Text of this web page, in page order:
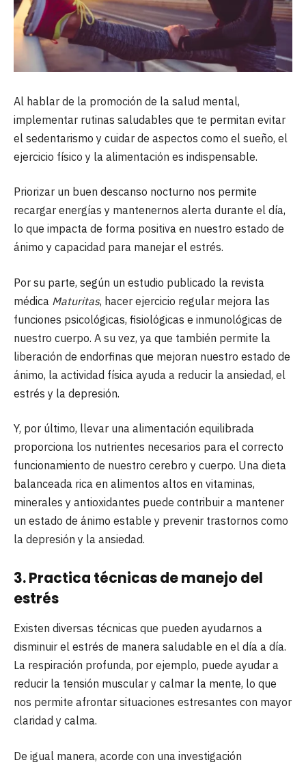
Al hablar de la promoción de la salud mental,
implementar rutinas saludables que te permitan evitar
el sedentarismo y cuidar de aspectos como el sueño, el
ejercicio físico y la alimentación es indispensable.
Priorizar un buen descanso nocturno nos permite
recargar energías y mantenernos alerta durante el día,
lo que impacta de forma positiva en nuestro estado de
ánimo y capacidad para manejar el estrés.
Por su parte, según un estudio publicado la revista
médica Maturitas, hacer ejercicio regular mejora las
funciones psicológicas, fisiológicas e inmunológicas de
nuestro cuerpo. A su vez, ya que también permite la
liberación de endorfinas que mejoran nuestro estado de
ánimo, la actividad física ayuda a reducir la ansiedad, el
estrés y la depresión.
Y, por último, llevar una alimentación equilibrada
proporciona los nutrientes necesarios para el correcto
funcionamiento de nuestro cerebro y cuerpo. Una dieta
balanceada rica en alimentos altos en vitaminas,
minerales y antioxidantes puede contribuir a mantener
un estado de ánimo estable y prevenir trastornos como
la depresión y la ansiedad.
3. Practica técnicas de manejo del
estrés
Existen diversas técnicas que pueden ayudarnos a
disminuir el estrés de manera saludable en el día a día.
La respiración profunda, por ejemplo, puede ayudar a
reducir la tensión muscular y calmar la mente, lo que
nos permite afrontar situaciones estresantes con mayor
claridad y calma.
De igual manera, acorde con una investigación